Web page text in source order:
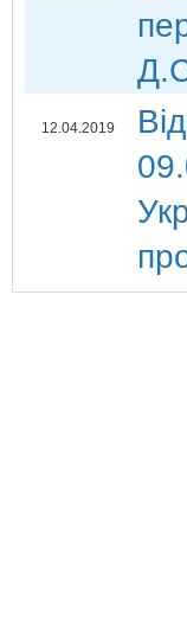
12.04.2019